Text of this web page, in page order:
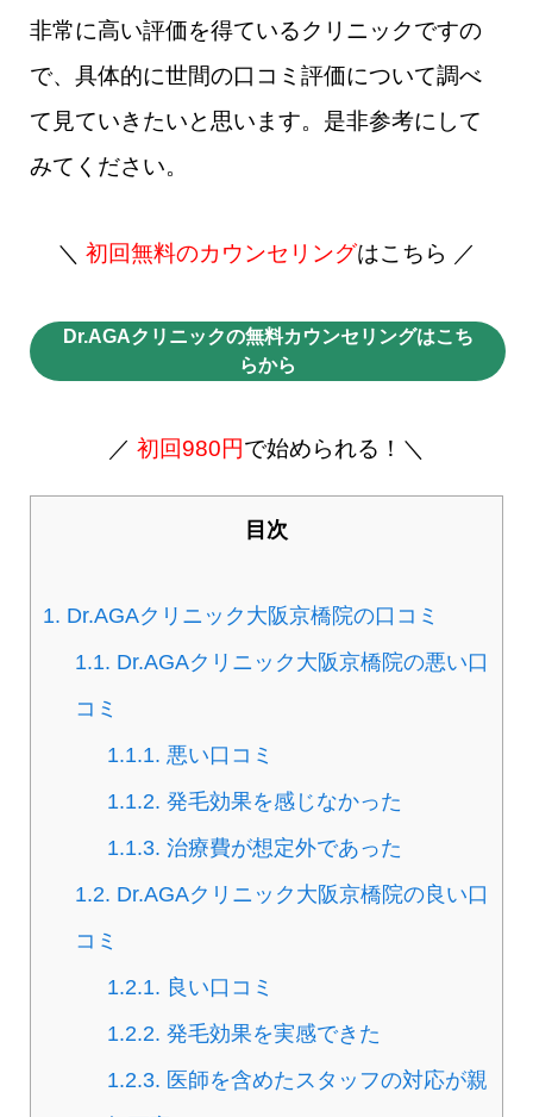
非常に高い評価を得ているクリニックですの
で、具体的に世間の口コミ評価について調べ
て見ていきたいと思います。是非参考にして
みてください。
＼ 初回無料のカウンセリングはこちら ／
Dr.AGAクリニックの無料カウンセリングはこち
らから
／ 初回980円で始められる！＼
目次
1. Dr.AGAクリニック大阪京橋院​の口コミ
1.1. Dr.AGAクリニック大阪京橋院​の悪い口
コミ
1.1.1. 悪い口コミ
1.1.2. 発毛効果を感じなかった
1.1.3. 治療費が想定外であった
1.2. Dr.AGAクリニック大阪京橋院​の良い口
コミ
1.2.1. 良い口コミ
1.2.2. 発毛効果を実感できた
1.2.3. 医師を含めたスタッフの対応が親